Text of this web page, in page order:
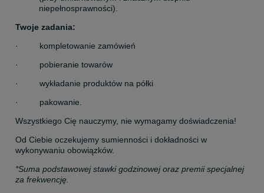
niepełnosprawności).
Twoje zadania:
·         kompletowanie zamówień
·         pobieranie towarów
·         wykładanie produktów na półki
·         pakowanie.
Wszystkiego Cię nauczymy, nie wymagamy doświadczenia!
Od Ciebie oczekujemy sumienności i dokładności w
wykonywaniu obowiązków.
*Suma podstawowej stawki godzinowej oraz premii specjalnej
za frekwencję.